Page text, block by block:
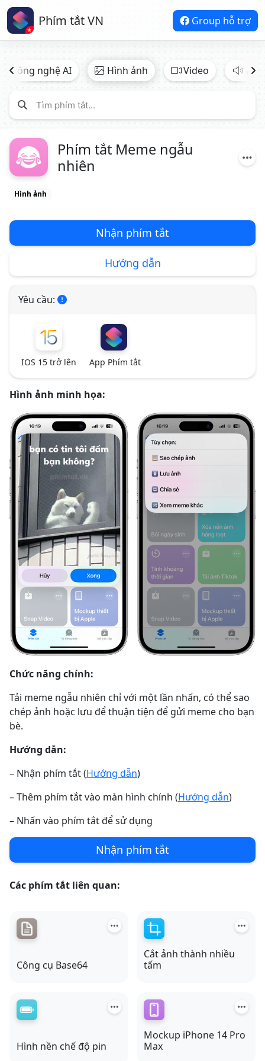
Phím tắt VN Group hỗ trợ
Công nghệ AI Hình ảnh Video
Phím tắt Meme ngẫu
nhiên
Hình ảnh
Nhận phím tắt
Hướng dẫn
Yêu cầu:
IOS 15 trở lên App Phím tắt
Hình ảnh minh họa:
Chức năng chính:
Tải meme ngẫu nhiên chỉ với một lần nhấn, có thể sao
chép ảnh hoặc lưu để thuận tiện để gửi meme cho bạn
bè.
Hướng dẫn:
– Nhận phím tắt (Hướng dẫn)
– Thêm phím tắt vào màn hình chính (Hướng dẫn)
– Nhấn vào phím tắt để sử dụng
Nhận phím tắt
Các phím tắt liên quan:
Công cụ Base64
Cắt ảnh thành nhiều
tấm
Hình nền chế độ pin
Mockup iPhone 14 Pro
Max